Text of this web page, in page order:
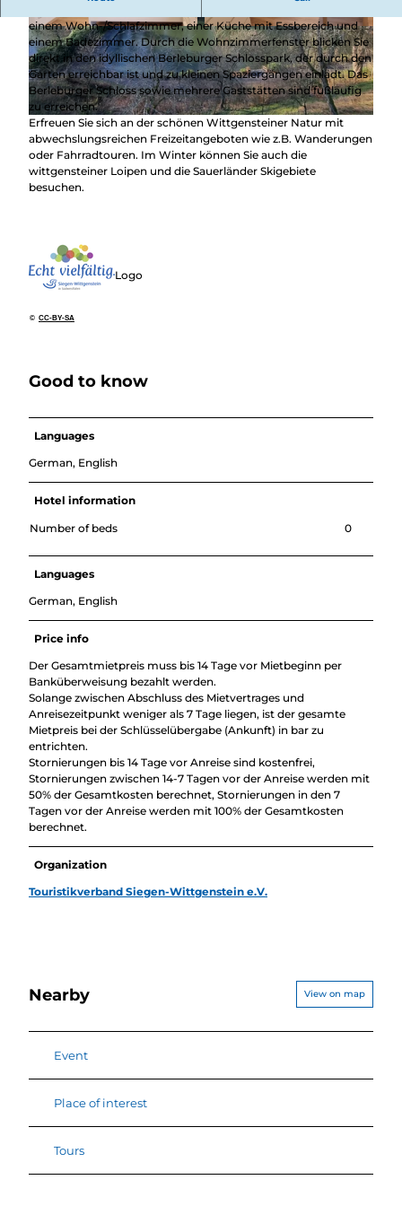
© Katja Herling, Ferienwohnung Parkblick
einem Wohn-/Schlafzimmer, einer Küche mit Essbereich und
einem Badezimmer. Durch die Wohnzimmerfenster blicken Sie
direkt in den idyllischen Berleburger Schlosspark, der durch den
Garten erreichbar ist und zu kleinen Spaziergängen einlädt. Das
Berleburger Schloss sowie mehrere Gaststätten sind fußläufig
zu erreichen.
Erfreuen Sie sich an der schönen Wittgensteiner Natur mit
abwechslungsreichen Freizeitangeboten wie z.B. Wanderungen
oder Fahrradtouren. Im Winter können Sie auch die
wittgensteiner Loipen und die Sauerländer Skigebiete
besuchen.
© CC-BY-SA
Logo
Good to know
Languages
German, English
Hotel information
Number of beds 0
Languages
German, English
Price info
Der Gesamtmietpreis muss bis 14 Tage vor Mietbeginn per
Banküberweisung bezahlt werden.
Solange zwischen Abschluss des Mietvertrages und
Anreisezeitpunkt weniger als 7 Tage liegen, ist der gesamte
Mietpreis bei der Schlüsselübergabe (Ankunft) in bar zu
entrichten.
Stornierungen bis 14 Tage vor Anreise sind kostenfrei,
Stornierungen zwischen 14-7 Tagen vor der Anreise werden mit
50% der Gesamtkosten berechnet, Stornierungen in den 7
Tagen vor der Anreise werden mit 100% der Gesamtkosten
berechnet.
Organization
Touristikverband Siegen-Wittgenstein e.V.
Nearby View on map
Event
Place of interest
Tours